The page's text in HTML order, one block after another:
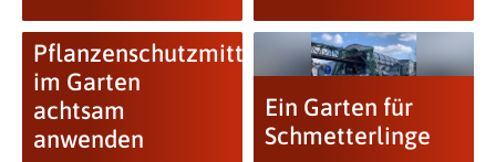
Pflanzenschutzmittel
im Garten
achtsam
anwenden
Ein Garten für
Schmetterlinge